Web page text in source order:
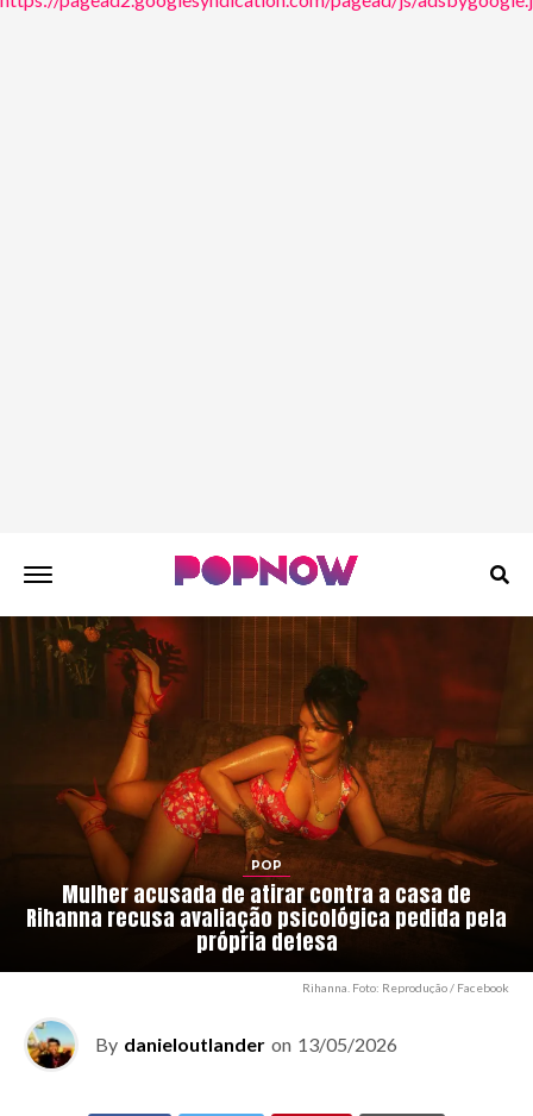
POP
Mulher acusada de atirar contra a casa de
Rihanna recusa avaliação psicológica pedida pela
própria defesa
Rihanna. Foto: Reprodução / Facebook
By danieloutlander on 13/05/2026